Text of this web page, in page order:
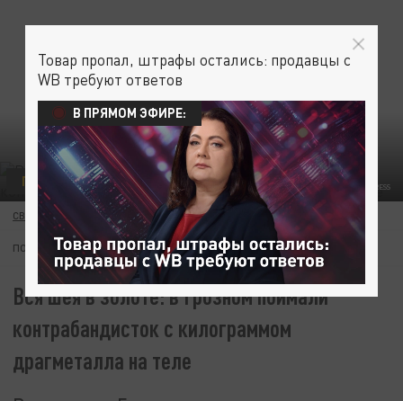
ВИКТОР ЛИСИЦЫН/GLOBAL LOOK PRESS
ПРОИСШЕСТВИЯ
СВЯТОСЛАВ РОМАНОВ 22 ЯНВАРЯ 13:05
ПОДПИШИТЕСЬ:
Вся шея в золоте: в Грозном поймали
контрабандисток с килограммом
драгметалла на теле
Товар пропал, штрафы остались: продавцы с
WB требуют ответов
В ПРЯМОМ ЭФИРЕ: